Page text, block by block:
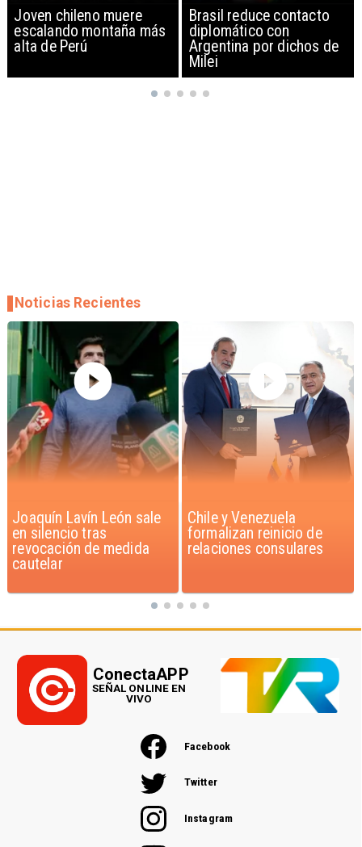
Brasil reduce contacto
diplomático con
Argentina por dichos de
China restringe
exportación de drones a
EEUU y sanciona
empresas
Chile y Venezuela
formalizan reinicio de
relaciones consulares
Feriantes rechazan
dichos de Camila Flores
sobre Fabiola Campillai
Noticias Recientes
Facebook
Twitter
Instagram
ConectaAPP
SEÑAL ONLINE EN
VIVO